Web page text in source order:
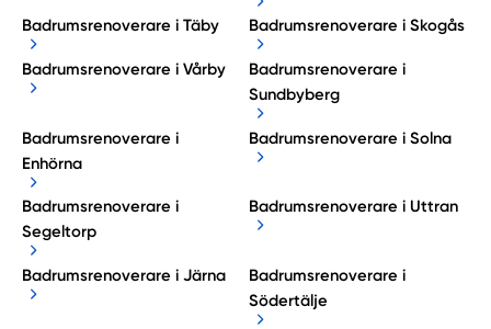
Badrumsrenoverare i Täby Badrumsrenoverare i Skogås
Badrumsrenoverare i Vårby
Badrumsrenoverare i
Sundbyberg
Badrumsrenoverare i
Enhörna
Badrumsrenoverare i Solna
Badrumsrenoverare i
Segeltorp
Badrumsrenoverare i Uttran
Badrumsrenoverare i Järna
Badrumsrenoverare i
Södertälje